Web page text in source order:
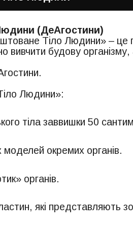
(ДеАгостини)
Тіло Людини» – це
вивчити будову
Людини»:
тіла заввишки 50
моделей окремих органів.
органів.
які представляють